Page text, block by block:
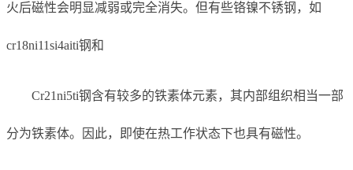
火后磁性会明显减弱或完全消失。但有些铬镍不锈钢，如
cr18ni11si4aiti钢和
Cr21ni5ti钢含有较多的铁素体元素，其内部组织相当一部
分为铁素体。因此，即使在热工作状态下也具有磁性。